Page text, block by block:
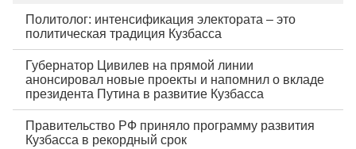
Политолог: интенсификация электората – это
политическая традиция Кузбасса
Губернатор Цивилев на прямой линии
анонсировал новые проекты и напомнил о вкладе
президента Путина в развитие Кузбасса
Правительство РФ приняло программу развития
Кузбасса в рекордный срок